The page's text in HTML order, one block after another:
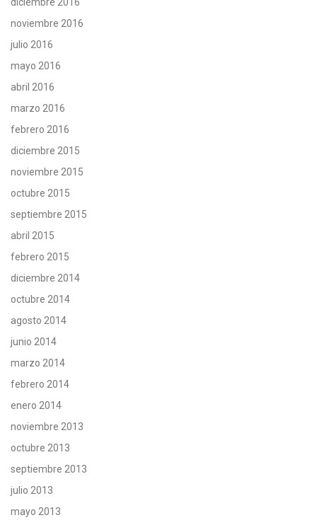
noviembre 2016
julio 2016
mayo 2016
abril 2016
marzo 2016
febrero 2016
diciembre 2015
noviembre 2015
octubre 2015
septiembre 2015
abril 2015
febrero 2015
diciembre 2014
octubre 2014
agosto 2014
junio 2014
marzo 2014
febrero 2014
enero 2014
noviembre 2013
octubre 2013
septiembre 2013
julio 2013
mayo 2013